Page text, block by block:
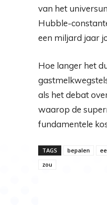
van het
Hubble-
een miljard jaar
Hoe langer het
als het debat
waarop de
fundamentele
TAGS bepalen
zou